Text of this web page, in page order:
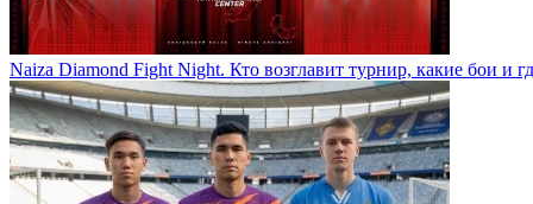
Naiza Diamond Fight Night. Кто возглавит турнир, какие бои и